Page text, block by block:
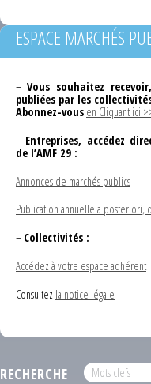
ESPACE MARCHÉS
– Vous souhaitez
publiées par les
Abonnez-vous en Cliquant ici
– Entreprises, accédez
de l’AMF 29 :
Annonces de marchés publics
Publication annuelle a posteriori,
– Collectivités :
Accédez à votre espace adhérent
Consultez la notice légale
RECHERCHE